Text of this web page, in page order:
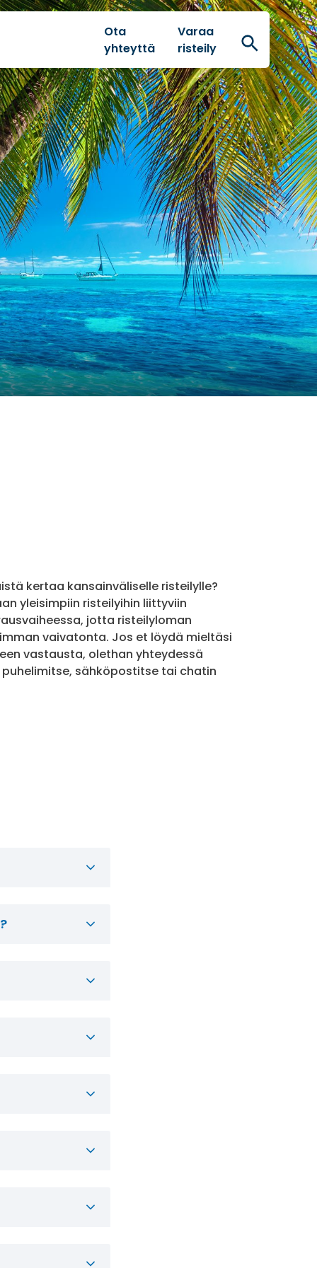
Ota
yhteyttä
Varaa
risteily
Hae
kertaa kansainväliselle risteilylle?
yleisimpiin risteilyihin liittyviin
jotta risteilyloman
vaivatonta. Jos et löydä mieltäsi
vastausta, olethan yhteydessä
sähköpostitse tai chatin